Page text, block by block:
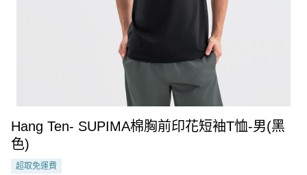
Hang Ten- SUPIMA棉胸前印花短袖T恤-男(黑
色)
超取免運費